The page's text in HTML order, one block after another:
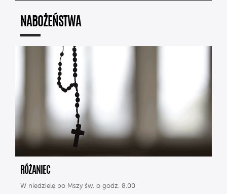
NABOŻEŃSTWA
RÓŻANIEC
W niedzielę po Mszy św. o godz. 8.00